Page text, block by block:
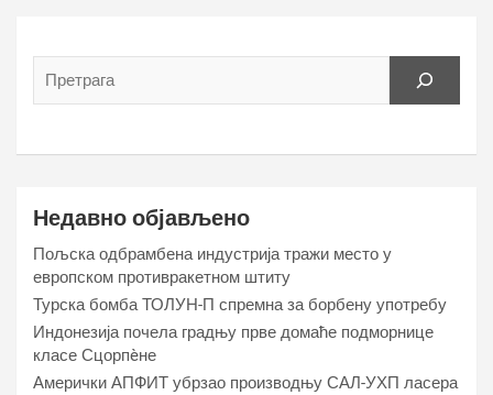
Недавно објављено
Пољска одбрамбена индустрија тражи место у
европском противракетном штиту
Турска бомба ТОЛУН-П спремна за борбену употребу
Индонезија почела градњу прве домаће подморнице
класе Сцорпèне
Амерички АПФИТ убрзао производњу САЛ-УХП ласера